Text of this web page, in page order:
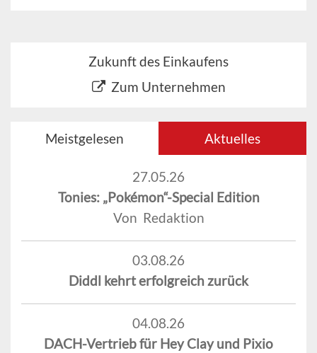
Zukunft des Einkaufens
Zum Unternehmen
Meistgelesen Aktuelles
27.05.26
Tonies: „Pokémon“-Special Edition
Von Redaktion
03.08.26
Diddl kehrt erfolgreich zurück
04.08.26
DACH-Vertrieb für Hey Clay und Pixio